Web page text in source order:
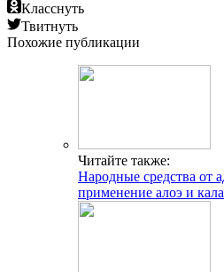
Класснуть
Твитнуть
Похожие публикации
Читайте также:
Народные средства от
применение алоэ и